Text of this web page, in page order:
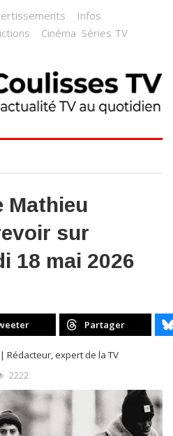
Infos
Cinéma Séries TV
Mathieu
sur
18 mai 2026
Partager
| Rédacteur, expert de la TV
2222